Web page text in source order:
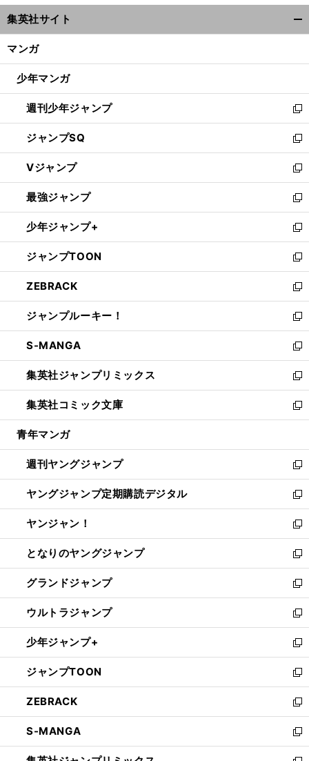
ウ
ィ
ン
ウ
開
く
集英社サイト
マンガ
少年マンガ
週刊少年ジャンプ
新
し
い
ウ
ィ
ン
ド
ウ
で
開
く
ジャンプSQ
新
し
い
ウ
ィ
ン
ド
ウ
で
開
く
Vジャンプ
新
し
い
ウ
ィ
ン
ド
ウ
で
開
く
最強ジャンプ
新
し
い
ウ
ィ
ン
ド
ウ
で
開
く
少年ジャンプ+
新
し
い
ウ
ィ
ン
ド
ウ
で
開
く
ジャンプTOON
新
し
い
ウ
ィ
ン
ド
ウ
で
開
く
ZEBRACK
新
し
い
ウ
ィ
ン
ド
ウ
で
開
ジャンプルーキー！
新
し
い
ウ
ィ
ン
ド
ウ
開
く
S-MANGA
新
し
い
ウ
ィ
ン
ウ
で
開
く
集英社ジャンプリミックス
新
し
い
ウ
ン
ド
ウ
で
開
く
集英社コミック文庫
新
し
ウ
ィ
ン
ド
ウ
で
開
く
青年マンガ
週刊ヤングジャンプ
新
し
い
ウ
ィ
ン
ド
ウ
で
開
く
ヤングジャンプ定期購読デジタル
新
し
い
ウ
ィ
ン
ド
ウ
で
開
く
ヤンジャン！
新
し
い
ウ
ィ
ン
ド
ウ
で
開
く
となりのヤングジャンプ
新
し
い
ウ
ィ
ン
ド
ウ
で
開
く
グランドジャンプ
新
し
い
ウ
ィ
ン
ド
ウ
で
開
く
ウルトラジャンプ
新
し
い
ウ
ィ
ン
ド
ウ
で
開
少年ジャンプ+
新
し
い
ウ
ィ
ン
ド
ウ
ジャンプTOON
新
し
い
ウ
ィ
ン
ZEBRACK
新
し
い
ウ
S-MANGA
新
し